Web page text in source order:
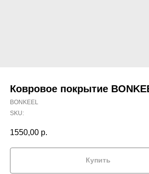
Ковровое покрытие
BONKEEL
SKU:
1550,00 р.
Купить